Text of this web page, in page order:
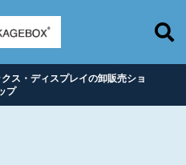
ス・ディスプレイの卸販売ショ
プ